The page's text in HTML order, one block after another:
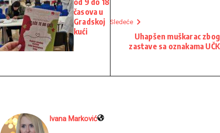
od 9 do 18
časova u
Gradskoj
kući
Sledeće
Uhapšen muškarac zbog
zastave sa oznakama UČK
Ivana Marković